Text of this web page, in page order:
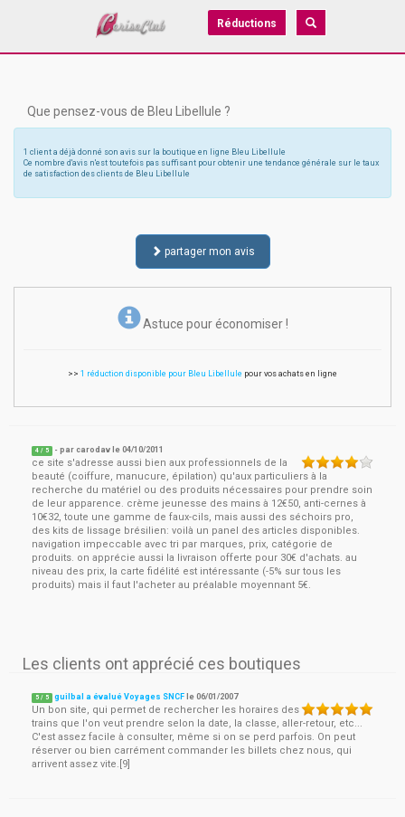
Réductions
Que pensez-vous de Bleu Libellule ?
1 client a déjà donné son avis sur la boutique en ligne Bleu Libellule
Ce nombre d'avis n'est toutefois pas suffisant pour obtenir une tendance générale sur le taux
de satisfaction des clients de Bleu Libellule
partager mon avis
Astuce pour économiser !
>> 1 réduction disponible pour Bleu Libellule pour vos achats en ligne
4 / 5 - parcarodav le04/10/2011
ce site s'adresse aussi bien aux professionnels de la
beauté (coiffure, manucure, épilation) qu'aux particuliers à la
recherche du matériel ou des produits nécessaires pour prendre soin
de leur apparence. crème jeunesse des mains à 12€50, anti-cernes à
10€32, toute une gamme de faux-cils, mais aussi des séchoirs pro,
des kits de lissage brésilien: voilà un panel des articles disponibles.
navigation impeccable avec tri par marques, prix, catégorie de
produits. on apprécie aussi la livraison offerte pour 30€ d'achats. au
niveau des prix, la carte fidélité est intéressante (-5% sur tous les
produits) mais il faut l'acheter au préalable moyennant 5€.
Les clients ont apprécié ces boutiques
5 / 5 guilbal a évalué Voyages SNCF le06/01/2007
Un bon site, qui permet de rechercher les horaires des
trains que l'on veut prendre selon la date, la classe, aller-retour, etc...
C'est assez facile à consulter, même si on se perd parfois. On peut
réserver ou bien carrément commander les billets chez nous, qui
arrivent assez vite.[9]